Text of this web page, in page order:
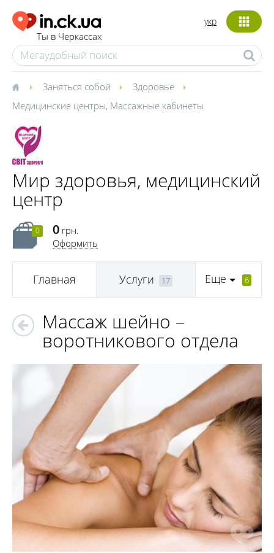
Ты в Черкассах
укр
Заняться собой
Здоровье
Медицинские центры, Массажные кабинеты
Мир здоровья, медицинский
центр
0 0 грн.
Оформить
Главная Услуги 17 Еще 6
Массаж шейно –
воротникового отдела